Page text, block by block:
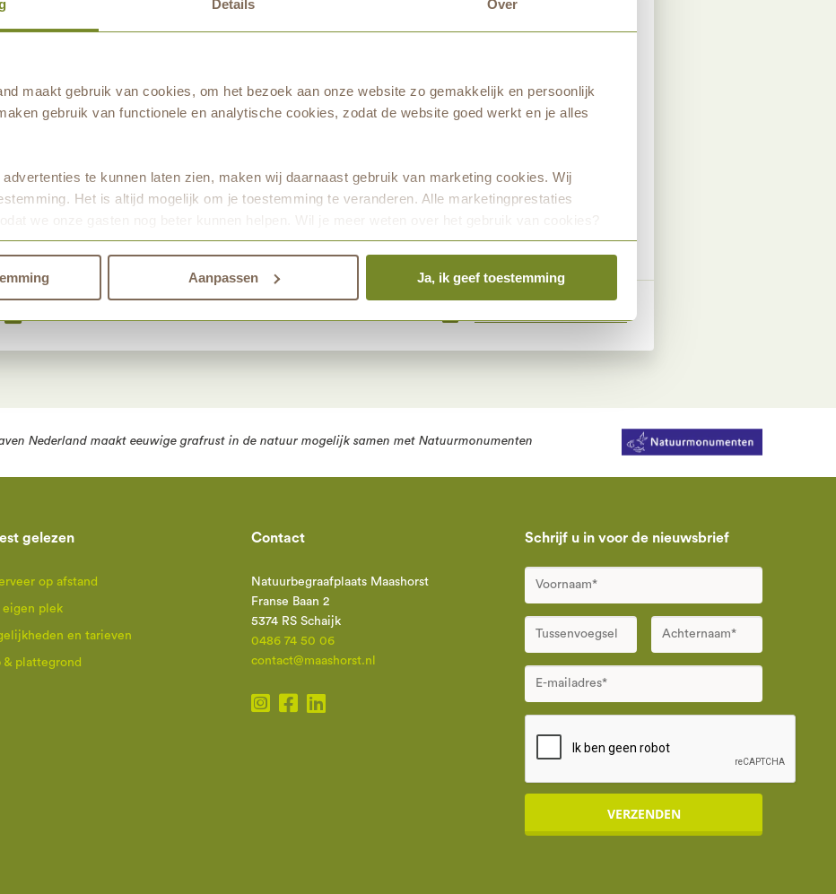
Details Over
maakt gebruik van cookies, om het bezoek aan onze website zo gemakkelijk en persoonlijk
gebruik van functionele en analytische cookies, zodat de website goed werkt en je alles
te kunnen laten zien, maken wij daarnaast gebruik van marketing cookies. Wij
Het is altijd mogelijk om je toestemming te veranderen. Alle marketingprestaties
we onze gasten nog beter kunnen helpen. Wil je meer weten over het gebruik van cookies?
Aanpassen Ja, ik geef toestemming
je dierbare delen, of een herinnering voor hem of haar achterlaten, schrijf dan een
maken voor je papa of mama, opa of oma, broertje of zusje? Er ligt een kleurplaat
het informatiecentrum. Je kunt de tekening ook hier downloaden via onderstaande
hier de tekening
Nederland maakt eeuwige grafrust in de natuur mogelijk samen met Natuurmonumenten
gelezen
op afstand
eigen plek
en tarieven
& plattegrond
Contact
Natuurbegraafplaats Maashorst
Franse Baan 2
5374 RS Schaijk
0486 74 50 06
contact@maashorst.nl
Schrijf u in voor de nieuwsbrief
VERZENDEN